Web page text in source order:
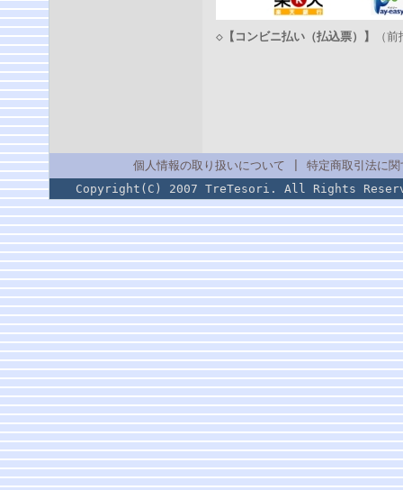
◇ 【コンビニ払い（払込票）】 （
個人情報の取り扱いについて
特定商取引法に関
Copyright(C) 2007 TreTesori. All Rights Reserved 【